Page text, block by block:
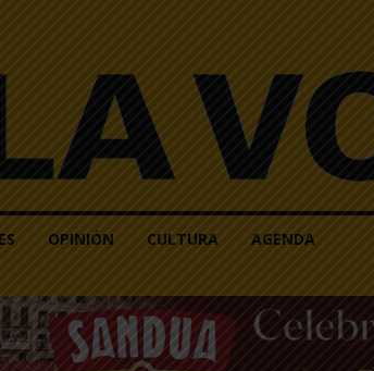
OPINIÓN CULTURA AGENDA